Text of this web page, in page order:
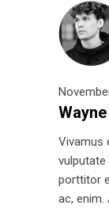
Vivamus
vulputate
porttitor
ac, enim.